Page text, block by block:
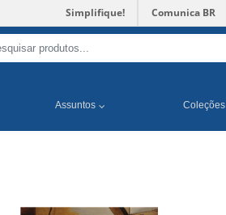
Simplifique! Comunica BR
Assuntos Coleções